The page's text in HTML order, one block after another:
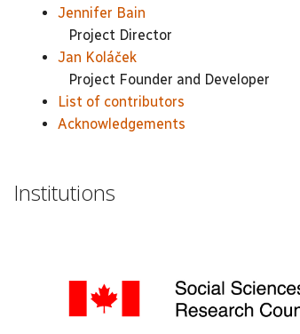
Jennifer Bain
Project Director
Jan Koláček
Project Founder and Developer
List of contributors
Acknowledgements
Institutions